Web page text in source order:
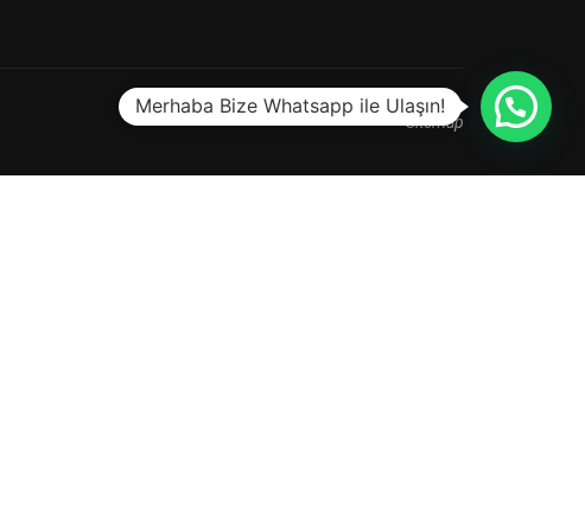
Sitemap
Merhaba Bize Whatsapp ile Ulaşın!